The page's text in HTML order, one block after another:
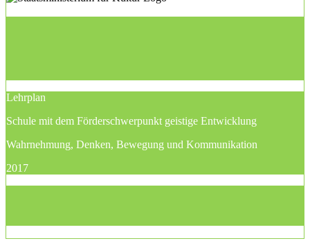
Lehrplan
Schule mit dem Förderschwerpunkt geistige Entwicklung
Wahrnehmung, Denken, Bewegung und Kommunikation
2017